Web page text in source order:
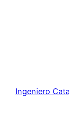
Ingeniero